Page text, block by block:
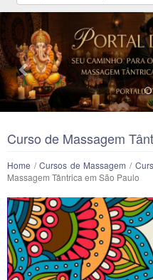
Previous
Curso de Massagem
Home /Cursos de Massagem /
Massagem Tântrica em São Paulo